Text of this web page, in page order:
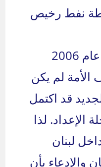
نفط رخيص
فحين قاتل حزب الله عام 2006
لم يكن
قد اكتمل
الإعداد. لذا
لبنان
والإدعاء بأن